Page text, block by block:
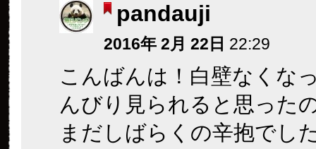
pandauji
2016年 2月 22日 22:29
こんばんは！白壁なくな
んびり見られると思った
まだしばらくの辛抱でし